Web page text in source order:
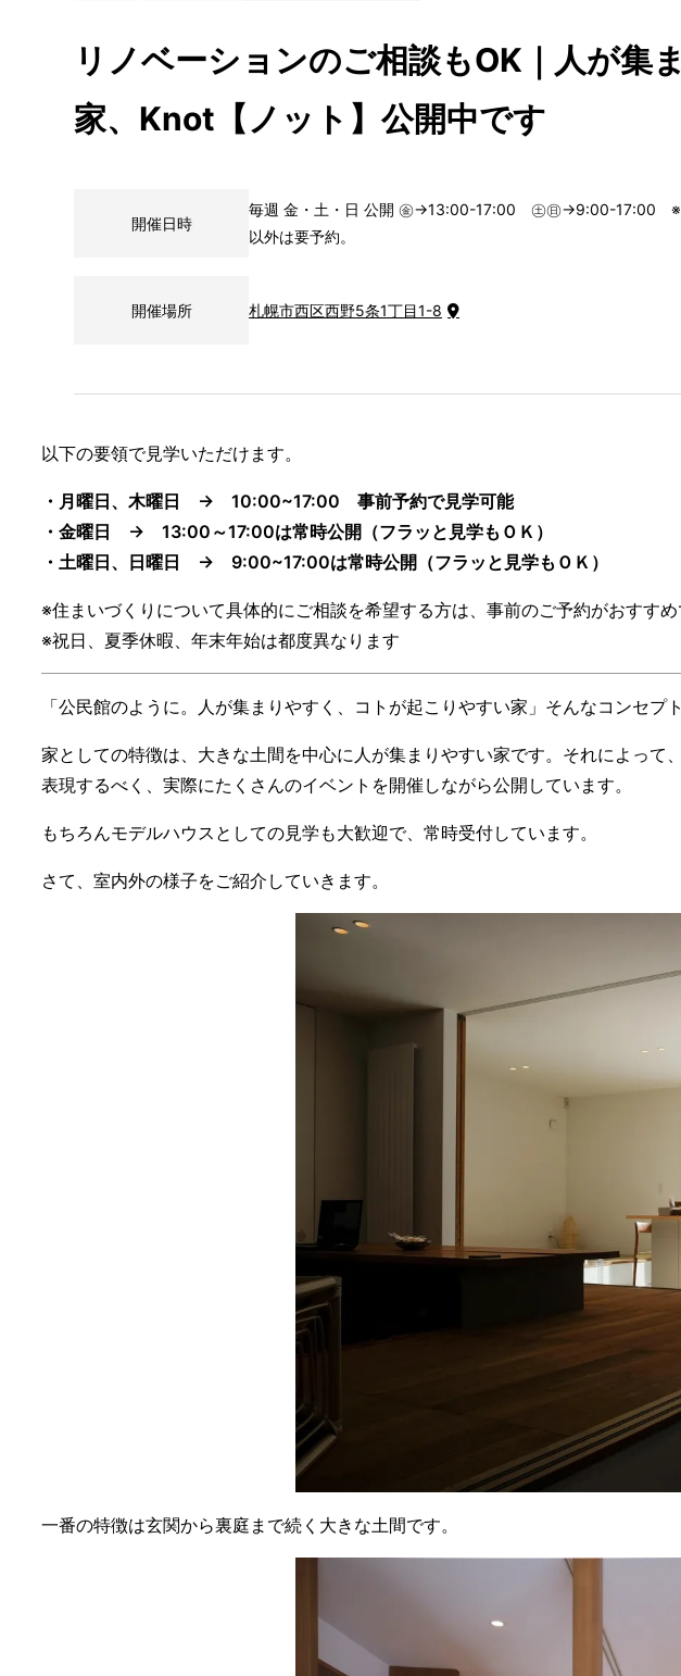
リノベーションのご相談もOK｜人が集
家、Knot【ノット】公開中です
開催日時
毎週 金・土・日 公開 ㊎→13:00-17:00 ㊏㊐→9:00-17:00 ※
以外は要予約。
開催場所 札幌市西区西野5条1丁目1-8
以下の要領で見学いただけます。
・月曜日、木曜日 → 10:00~17:00 事前予約で見学可能
・金曜日 → 13:00～17:00は常時公開（フラッと見学もＯＫ）
・土曜日、日曜日 → 9:00~17:00は常時公開（フラッと見学もＯＫ）
※住まいづくりについて具体的にご相談を希望する方は、事前のご予約がおすすめ
※祝日、夏季休暇、年末年始は都度異なります
「公民館のように。人が集まりやすく、コトが起こりやすい家」そんなコンセプ
家としての特徴は、大きな土間を中心に人が集まりやすい家です。それによっ
表現するべく、実際にたくさんのイベントを開催しながら公開しています。
もちろんモデルハウスとしての見学も大歓迎で、常時受付しています。
さて、室内外の様子をご紹介していきます。
一番の特徴は玄関から裏庭まで続く大きな土間です。